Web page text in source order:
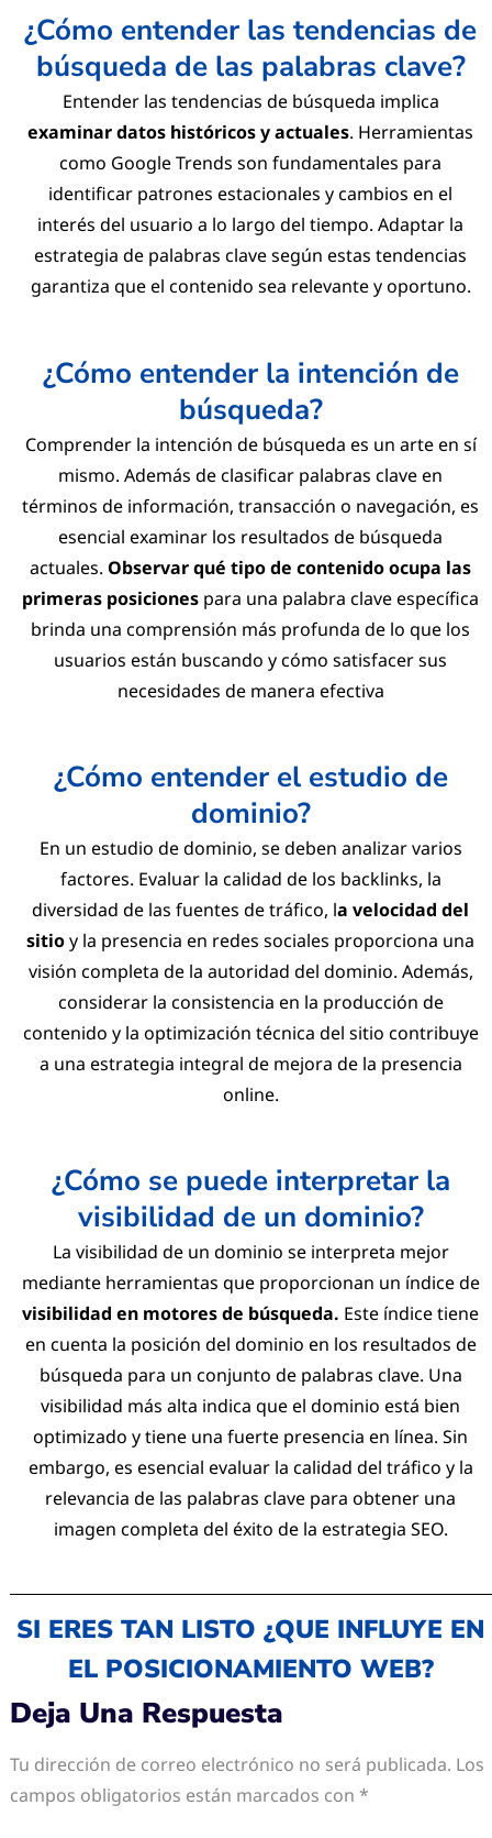
¿Cómo entender las tendencias de
búsqueda de las palabras clave?
Entender las tendencias de búsqueda implica
examinar datos históricos y actuales. Herramientas
como Google Trends son fundamentales para
identificar patrones estacionales y cambios en el
interés del usuario a lo largo del tiempo. Adaptar la
estrategia de palabras clave según estas tendencias
garantiza que el contenido sea relevante y oportuno.
¿Cómo entender la intención de
búsqueda?
Comprender la intención de búsqueda es un arte en sí
mismo. Además de clasificar palabras clave en
términos de información, transacción o navegación, es
esencial examinar los resultados de búsqueda
actuales. Observar qué tipo de contenido ocupa las
primeras posiciones para una palabra clave específica
brinda una comprensión más profunda de lo que los
usuarios están buscando y cómo satisfacer sus
necesidades de manera efectiva
¿Cómo entender el estudio de
dominio?
En un estudio de dominio, se deben analizar varios
factores. Evaluar la calidad de los backlinks, la
diversidad de las fuentes de tráfico, la velocidad del
sitioy la presencia en redes sociales proporciona una
visión completa de la autoridad del dominio. Además,
considerar la consistencia en la producción de
contenido y la optimización técnica del sitio contribuye
a una estrategia integral de mejora de la presencia
online.
¿Cómo se puede interpretar la
visibilidad de un dominio?
La visibilidad de un dominio se interpreta mejor
mediante herramientas que proporcionan un índice de
visibilidad en motores de búsqueda. Este índice tiene
en cuenta la posición del dominio en los resultados de
búsqueda para un conjunto de palabras clave. Una
visibilidad más alta indica que el dominio está bien
optimizado y tiene una fuerte presencia en línea. Sin
embargo, es esencial evaluar la calidad del tráfico y la
relevancia de las palabras clave para obtener una
imagen completa del éxito de la estrategia SEO.
SI ERES TAN LISTO ¿QUE INFLUYE EN
EL POSICIONAMIENTO WEB?
Deja Una Respuesta
Tu dirección de correo electrónico no será publicada. Los
campos obligatorios están marcados con *